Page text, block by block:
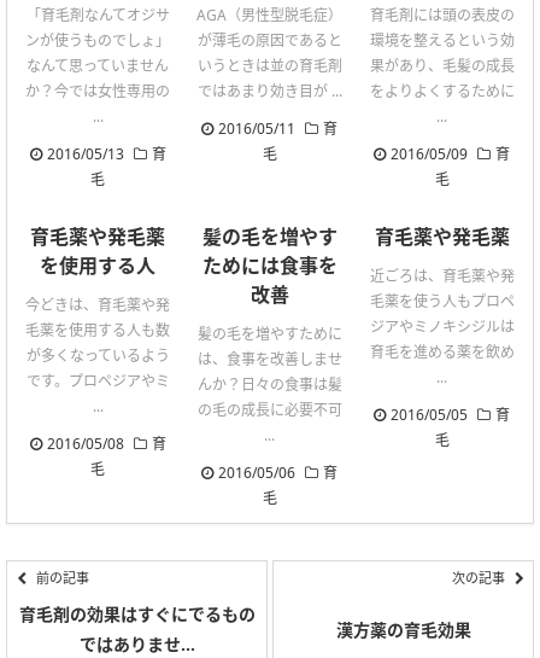
「育毛剤なんてオジサ
ンが使うものでしょ」
なんて思っていません
か？今では女性専用の
...
2016/05/13
育
毛
AGA（男性型脱毛症）
が薄毛の原因であると
いうときは並の育毛剤
ではあまり効き目が ...
2016/05/11
育
毛
育毛剤には頭の表皮の
環境を整えるという効
果があり、毛髪の成長
をよりよくするために
...
2016/05/09
育
毛
育毛薬や発毛薬
を使用する人
今どきは、育毛薬や発
毛薬を使用する人も数
が多くなっているよう
です。プロペジアやミ
...
2016/05/08
育
毛
髪の毛を増やす
ためには食事を
改善
髪の毛を増やすために
は、食事を改善しませ
んか？日々の食事は髪
の毛の成長に必要不可
...
2016/05/06
育
毛
育毛薬や発毛薬
近ごろは、育毛薬や発
毛薬を使う人もプロペ
ジアやミノキシジルは
育毛を進める薬を飲め
...
2016/05/05
育
毛
前の記事
育毛剤の効果はすぐにでるもの
ではありませ...
次の記事
漢方薬の育毛効果